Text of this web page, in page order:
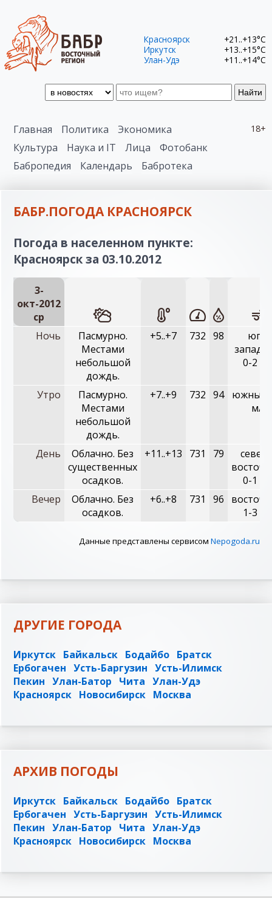
Найти
Красноярск
+21..+13°C
Иркутск
+13..+15°C
Улан-Удэ
+11..+14°C
18+
Главная Политика
Экономика
Культура
Наука и IT Лица
Фотобанк
Бабропедия
Календарь Бабротека
БАБР.ПОГОДА КРАСНОЯРСК
Погода в населенном пункте:
Красноярск за 03.10.2012
3-
окт-2012
ср
Ночь
Пасмурно.
Местами
небольшой
дождь.
+5..+7 732 98
юго-
0-2 м/
Утро
Пасмурно.
Местами
небольшой
дождь.
+7..+9 732 94
южный,
м/с
День
Облачно. Без
существенных
осадков.
+11..+13 731 79
0-1 м/
Вечер
Облачно. Без
осадков.
+6..+8 731 96
1-3 м/
Данные представлены сервисом Nepogoda.ru
ДРУГИЕ ГОРОДА
Иркутск Байкальск Бодайбо Братск
Ербогачен Усть-Баргузин Усть-Илимск
Пекин Улан-Батор Чита Улан-Удэ
Красноярск Новосибирск Москва
АРХИВ ПОГОДЫ
Иркутск Байкальск Бодайбо Братск
Ербогачен Усть-Баргузин Усть-Илимск
Пекин Улан-Батор Чита Улан-Удэ
Красноярск Новосибирск Москва